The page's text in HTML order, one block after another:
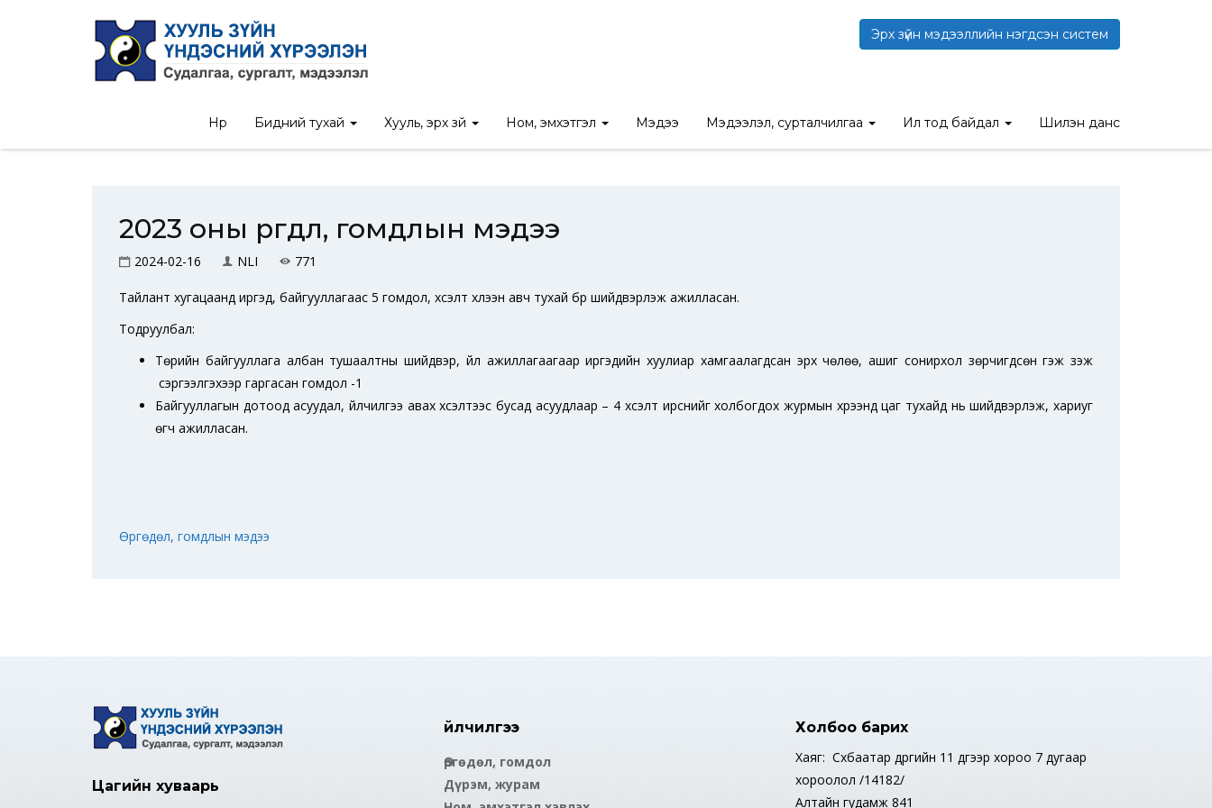
Эрх зүйн мэдээллийн нэгдсэн систем
Нүүр Бидний тухай Хууль, эрх зүй Ном, эмхэтгэл Мэдээ Мэдээлэл, сурталчилгаа Ил тод байдал Шилэн данс
Нүүр Өргөдөл, гомдлын мэдээ / 2023 оны өргөдөл, гомдлын мэдээ
2023 оны өргөдөл, гомдлын мэдээ
2024-02-16 NLI 771
Тайлант хугацаанд иргэд, байгууллагаас 5 гомдол, хүсэлт хүлээн авч тухай бүр шийдвэрлэж ажилласан.
Тодруулбал:
Төрийн байгууллага албан тушаалтны шийдвэр, үйл ажиллагаагаар иргэдийн хуулиар хамгаалагдсан эрх чөлөө, ашиг сонирхол зөрчигдсөн гэж үзэж
сэргээлгэхээр гаргасан гомдол -1
Байгууллагын дотоод асуудал, үйлчилгээ авах хүсэлтээс бусад асуудлаар – 4 хүсэлт ирснийг холбогдох журмын хүрээнд цаг тухайд нь шийдвэрлэж, хариуг
өгч ажилласан.
Өргөдөл, гомдлын мэдээ
Цагийн хуваарь
Үйлчилгээ
Өргөдөл, гомдол
Дүрэм, журам
Холбоо барих
Хаяг: Сүхбаатар дүүргийн 11 дүгээр хороо 7 дугаар
хороолол /14182/
Алтайн гудамж 841